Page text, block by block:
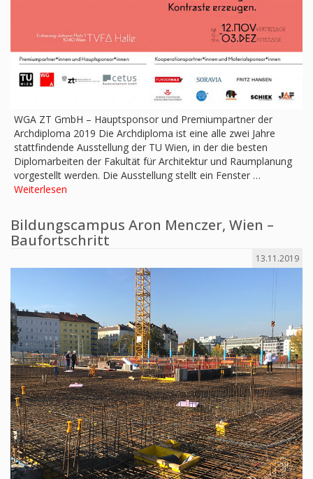
WGA ZT GmbH – Hauptsponsor und Premiumpartner der
Archdiploma 2019 Die Archdiploma ist eine alle zwei Jahre
stattfindende Ausstellung der TU Wien, in der die besten
Diplomarbeiten der Fakultät für Architektur und Raumplanung
vorgestellt werden. Die Ausstellung stellt ein Fenster …
Weiterlesen
Bildungscampus Aron Menczer, Wien –
Baufortschritt
13.11.2019